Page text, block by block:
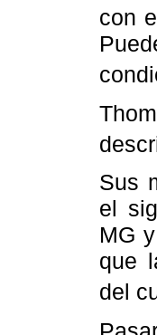
con
Sus
el
MG
que
del